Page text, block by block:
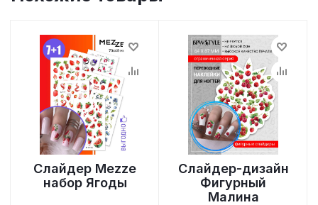
Слайдер Mezze
набор Ягоды
Слайдер-дизайн
Фигурный
Малина